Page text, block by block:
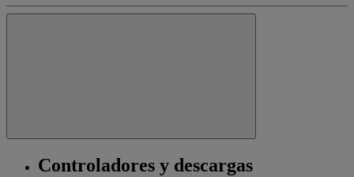
Controladores y descargas